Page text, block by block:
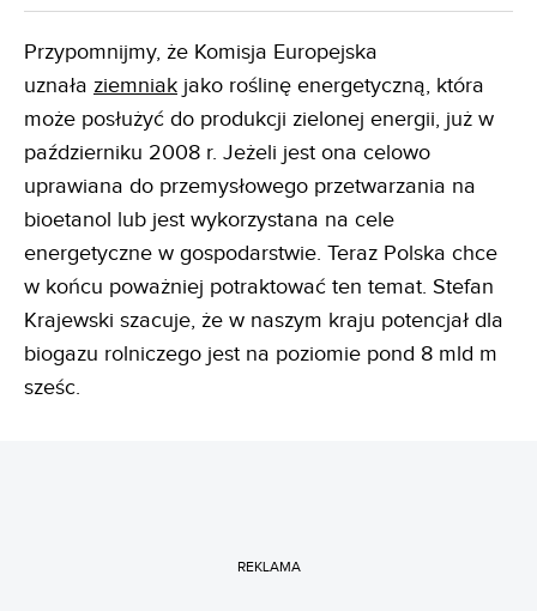
Przypomnijmy, że Komisja Europejska
uznała ziemniak jako roślinę energetyczną, która
może posłużyć do produkcji zielonej energii, już w
październiku 2008 r. Jeżeli jest ona celowo
uprawiana do przemysłowego przetwarzania na
bioetanol lub jest wykorzystana na cele
energetyczne w gospodarstwie. Teraz Polska chce
w końcu poważniej potraktować ten temat. Stefan
Krajewski szacuje, że w naszym kraju potencjał dla
biogazu rolniczego jest na poziomie pond 8 mld m
sześc.
REKLAMA